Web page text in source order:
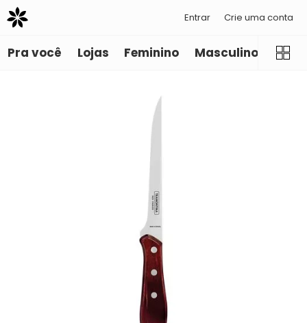
Entrar Crie uma conta
Pra você Lojas Feminino Masculino